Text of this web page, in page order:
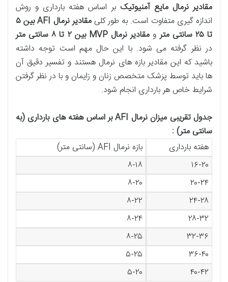
مقادیر نرمال مایع آمنیوتیک بر اساس هفته بارداری و روش
اندازه گیری متفاوت است. به طور کلیمقادیر نرمال بین۵
تا۲۵ سانتی مترو مقادیر نرمال MVP بین۲ تا ۸سانتی متر
در نظر گرفته می شود. با این حال مهم است توجه داشته
باشید که این مقادیر بازه های نرمال هستند و تفسیر دقیق آن
ها باید توسط پزشک متخصص زنان و زایمان و با در نظر گرفتن
شرایط خاص هر بارداری انجام شود.
جدول تقریبی میزان نرمال
بر اساس هفته های بارداری (به
سانتی متر) :
هفته بارداری
بازه نرمال AFI (سانتی متر)
۱۶-۲۰
۸-۱۸
۲۰-۲۴
۸-۲۰
۲۴-۲۸
۸-۲۲
۲۸-۳۲
۸-۲۴
۳۲-۳۶
۸-۲۵
۳۶-۴۰
۵-۲۵
۴۰-۴۲
۵-۲۰